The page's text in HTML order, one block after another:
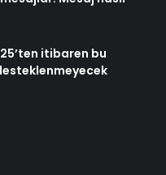
itibaren bu